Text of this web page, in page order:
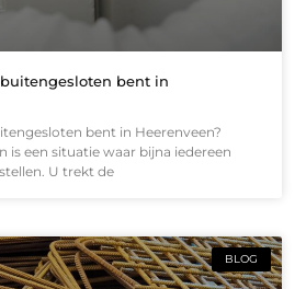
bent in
bent in Heerenveen?
is een situatie waar bijna iedereen
U trekt de
BLOG